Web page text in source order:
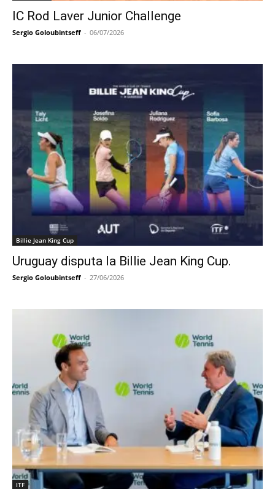
IC Rod Laver Junior Challenge
Sergio Goloubintseff - 06/07/2026
Billie Jean King Cup
Uruguay disputa la Billie Jean King Cup.
Sergio Goloubintseff - 27/06/2026
ITF